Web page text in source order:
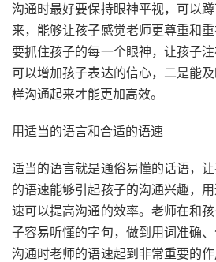
沟通时最好要保持眼神平视，可以
来，能够让孩子感觉老师更尊重和
要抓住孩子的每一个眼神，让孩子
可以增加孩子表达的信心，二是能
样沟通起来才能更加高效。
用适当的语言和合适的语速
适当的语言就是通俗易懂的话语，
的语速能够引起孩子的沟通兴趣，
速可以提高沟通的效率。老师在和
子容易听懂的字句，做到用词准确
沟通时老师的语速起到非常重要的